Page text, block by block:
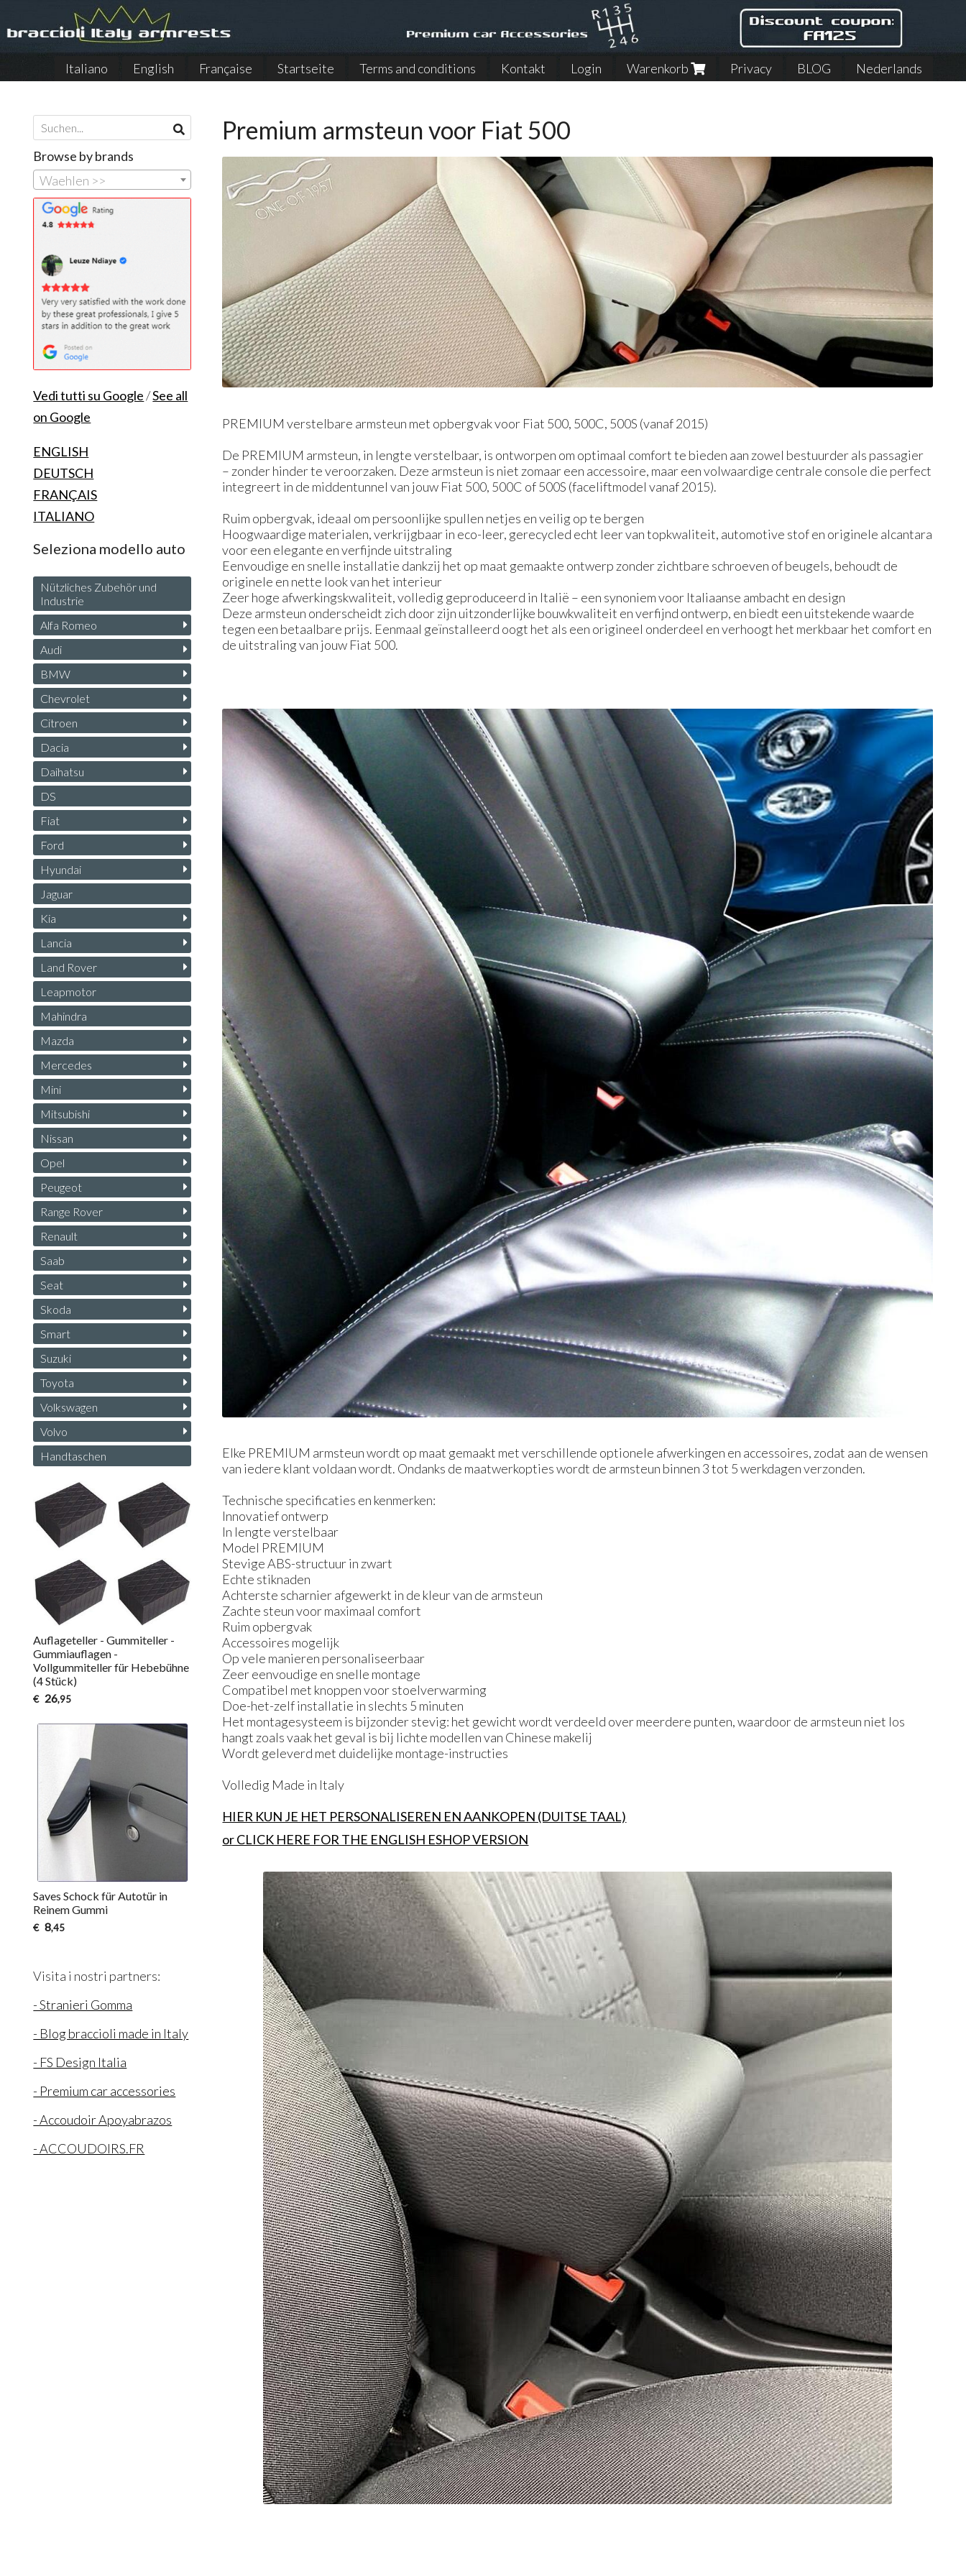
Italiano English Française Startseite Terms and conditions Kontakt Login Warenkorb Privacy BLOG Nederlands
Premium armsteun voor Fiat 500
PREMIUM verstelbare armsteun met opbergvak voor Fiat 500, 500C, 500S (vanaf 2015)
De PREMIUM armsteun, in lengte verstelbaar, is ontworpen om optimaal comfort te bieden aan zowel bestuurder als passagier
– zonder hinder te veroorzaken. Deze armsteun is niet zomaar een accessoire, maar een volwaardige centrale console die perfect
integreert in de middentunnel van jouw Fiat 500, 500C of 500S (faceliftmodel vanaf 2015).
Ruim opbergvak, ideaal om persoonlijke spullen netjes en veilig op te bergen
Hoogwaardige materialen, verkrijgbaar in eco-leer, gerecycled echt leer van topkwaliteit, automotive stof en originele alcantara
voor een elegante en verfijnde uitstraling
Eenvoudige en snelle installatie dankzij het op maat gemaakte ontwerp zonder zichtbare schroeven of beugels, behoudt de
originele en nette look van het interieur
Zeer hoge afwerkingskwaliteit, volledig geproduceerd in Italië – een synoniem voor Italiaanse ambacht en design
Deze armsteun onderscheidt zich door zijn uitzonderlijke bouwkwaliteit en verfijnd ontwerp, en biedt een uitstekende waarde
tegen een betaalbare prijs. Eenmaal geïnstalleerd oogt het als een origineel onderdeel en verhoogt het merkbaar het comfort en
de uitstraling van jouw Fiat 500.
Elke PREMIUM armsteun wordt op maat gemaakt met verschillende optionele afwerkingen en accessoires, zodat aan de wensen
van iedere klant voldaan wordt. Ondanks de maatwerkopties wordt de armsteun binnen 3 tot 5 werkdagen verzonden.
Technische specificaties en kenmerken:
Innovatief ontwerp
In lengte verstelbaar
Model PREMIUM
Stevige ABS-structuur in zwart
Echte stiknaden
Achterste scharnier afgewerkt in de kleur van de armsteun
Zachte steun voor maximaal comfort
Ruim opbergvak
Accessoires mogelijk
Op vele manieren personaliseerbaar
Zeer eenvoudige en snelle montage
Compatibel met knoppen voor stoelverwarming
Doe-het-zelf installatie in slechts 5 minuten
Het montagesysteem is bijzonder stevig: het gewicht wordt verdeeld over meerdere punten, waardoor de armsteun niet los
hangt zoals vaak het geval is bij lichte modellen van Chinese makelij
Wordt geleverd met duidelijke montage-instructies
Volledig Made in Italy
HIER KUN JE HET PERSONALISEREN EN AANKOPEN (DUITSE TAAL)
or CLICK HERE FOR THE ENGLISH ESHOP VERSION
Browse by brands
Waehlen >>
Vedi tutti su Google/See all
on Google
ENGLISH
DEUTSCH
FRANÇAIS
ITALIANO
Seleziona modello auto
Nützliches Zubehör und
Industrie
Alfa Romeo
Audi
BMW
Chevrolet
Citroen
Dacia
Daihatsu
DS
Fiat
Ford
Hyundai
Jaguar
Kia
Lancia
Land Rover
Leapmotor
Mahindra
Mazda
Mercedes
Mini
Mitsubishi
Nissan
Opel
Peugeot
Range Rover
Renault
Saab
Seat
Skoda
Smart
Suzuki
Toyota
Volkswagen
Volvo
Handtaschen
Auflageteller - Gummiteller -
Gummiauflagen -
Vollgummiteller für Hebebühne
(4 Stück)
€ 26,95
Saves Schock für Autotür in
Reinem Gummi
€ 8,45
Visita i nostri partners:
- Stranieri Gomma
- Blog braccioli made in Italy
- FS Design Italia
- Premium car accessories
- Accoudoir Apoyabrazos
- ACCOUDOIRS.FR